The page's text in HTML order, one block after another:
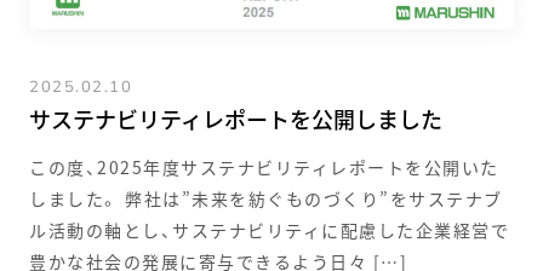
2025.02.10
サステナビリティレポートを公開しました
この度、2025年度サステナビリティレポートを公開いた
しました。 弊社は”未来を紡ぐものづくり”をサステナブ
ル活動の軸とし、サステナビリティに配慮した企業経営で
豊かな社会の発展に寄与できるよう日々 […]